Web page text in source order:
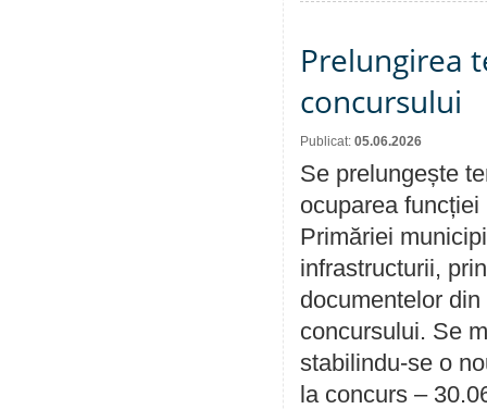
Prelungirea
concursului
Publicat: 05.06.2026
Se prelungește
ocuparea
Primăriei
infrastructurii,
documentelor
concursului. Se
stabilindu-se o
la concurs –